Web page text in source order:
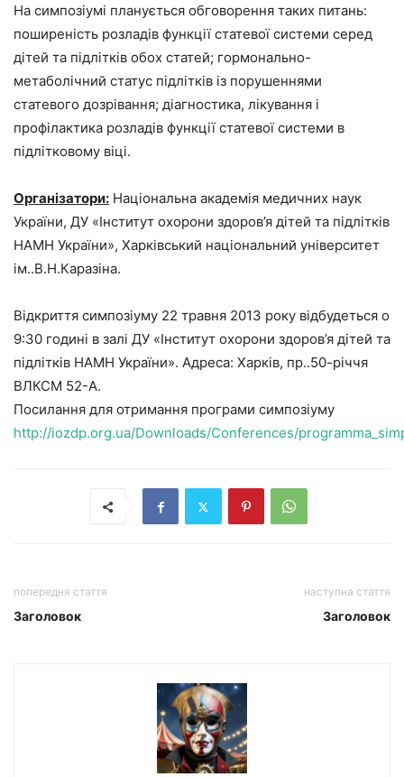
На симпозіумі планується обговорення таких питань:
поширеність розладів функції статевої системи серед
дітей та підлітків обох статей; гормонально-
метаболічний статус підлітків із порушеннями
статевого дозрівання; діагностика, лікування і
профілактика розладів функції статевої системи в
підлітковому віці.
Організатори: Національна академія медичних наук
України, ДУ «Інститут охорони здоров’я дітей та підлітків
НАМН України», Харківський національний університет
ім..В.Н.Каразіна.
Відкриття симпозіуму 22 травня 2013 року відбудеться о
9:30 годині в залі ДУ «Інститут охорони здоров’я дітей та
підлітків НАМН України». Адреса: Харків, пр..50-річчя
ВЛКСМ 52-А.
Посилання для отримання програми симпозіуму
http://iozdp.org.ua/Downloads/Conferences/
попередня стаття
Заголовок
наступна стаття
Заголовок